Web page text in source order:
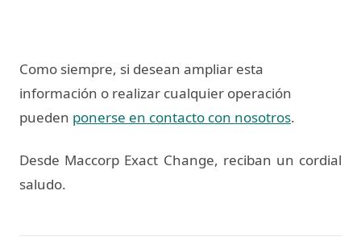
Como siempre, si desean ampliar esta
información o realizar cualquier operación
pueden ponerse en contacto con nosotros.
Desde Maccorp Exact Change, reciban un cordial
saludo.